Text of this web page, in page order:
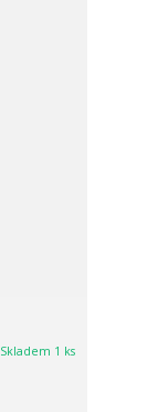
Skladem 1 ks